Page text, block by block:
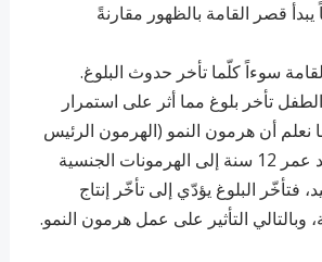
يبدأ قصر القامة بالظهور مقارنةً
سوءاً كلّما تأخر حدوث البلوغ.
تأخر بلوغ مما أثر على استمرار
أن هرمون النمو (الهرمون الرئيس
في النمو) يحتاج بعد عمر 12 سنة إلى الهرمونات الجنسية
البلوغ يؤدّي إلى تأخّر إنتاج
وبالتالي التأثير على عمل هرمون النمو.